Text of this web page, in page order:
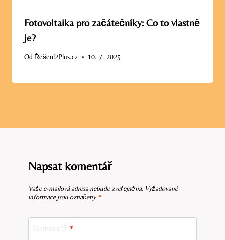
Fotovoltaika pro začátečníky: Co to vlastně
je?
Od Řešení2Plus.cz 10. 7. 2025
Napsat komentář
Vaše e-mailová adresa nebude zveřejněna. Vyžadované
informace jsou označeny *
Komentář *